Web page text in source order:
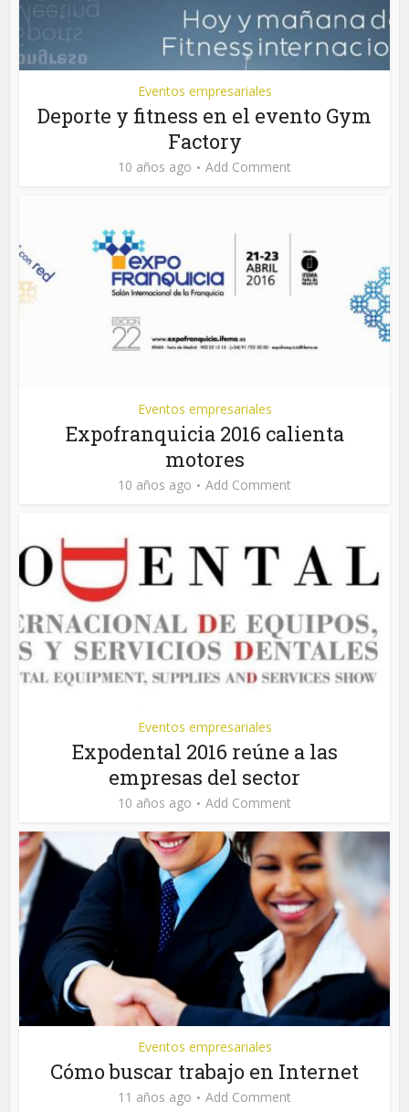
Eventos empresariales
Deporte y fitness en el evento Gym
Factory
10 años ago Add Comment
Eventos empresariales
Expofranquicia 2016 calienta
motores
10 años ago Add Comment
Eventos empresariales
Expodental 2016 reúne a las
empresas del sector
10 años ago Add Comment
Eventos empresariales
Cómo buscar trabajo en Internet
11 años ago Add Comment